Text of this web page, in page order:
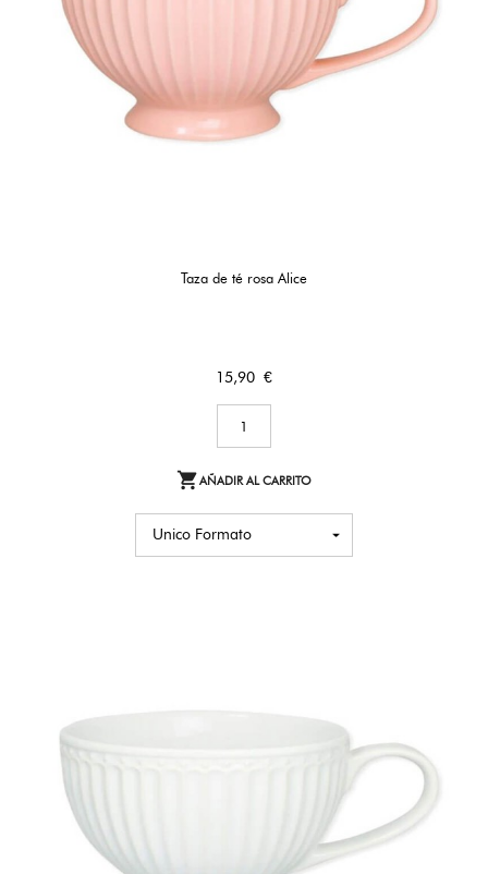
Taza de té rosa Alice
Precio
15,90 €
AÑADIR AL CARRITO